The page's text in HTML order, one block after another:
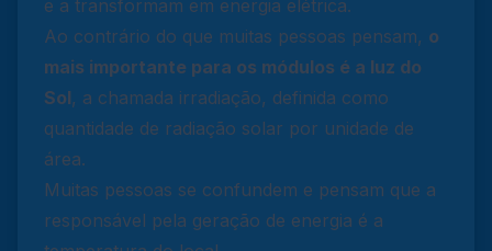
e a transformam em energia elétrica.
Ao contrário do que muitas pessoas pensam, o
mais importante para os módulos é a luz do
Sol, a chamada irradiação, definida como
quantidade de radiação solar por unidade de
área.
Muitas pessoas se confundem e pensam que a
responsável pela geração de energia é a